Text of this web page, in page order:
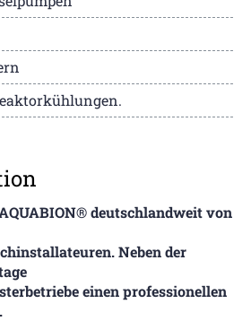
deutschlandweit von
Neben der
einenprofessionellen